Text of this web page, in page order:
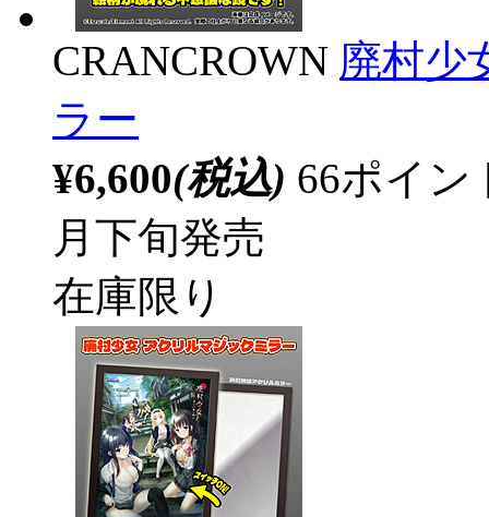
CRANCROWN 廃村少
ラー
¥6,600(税込) 66ポイ
月下旬発売
在庫限り